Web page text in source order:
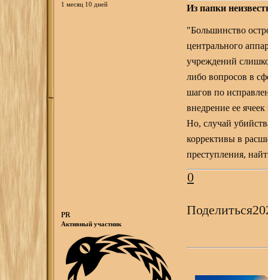
1 месяц 10 дней
Из папки
"Большинство
центрального
учреждений
либо вопросов в
шагов по
внедрение ее
Но, случай
коррективы в
преступления,
0
Поделиться
PR
Активный участник